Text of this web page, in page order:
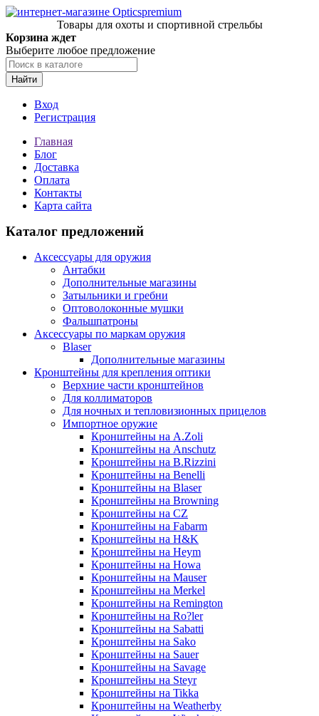
Товары для охоты и спортивной стрельбы
Корзина ждет
Выберите любое предложение
Найти
Вход
Регистрация
Главная
Блог
Доставка
Оплата
Контакты
Карта сайта
Каталог предложений
Аксессуары для оружия
Антабки
Дополнительные магазины
Затыльники и гребни
Оптоволоконные мушки
Фальшпатроны
Аксессуары по маркам оружия
Blaser
Дополнительные магазины
Кронштейны для крепления оптики
Верхние части кронштейнов
Для коллиматоров
Для ночных и тепловизионных прицелов
Импортное оружие
Кронштейны на A.Zoli
Кронштейны на Anschutz
Кронштейны на B.Rizzini
Кронштейны на Benelli
Кронштейны на Blaser
Кронштейны на Browning
Кронштейны на CZ
Кронштейны на Fabarm
Кронштейны на H&K
Кронштейны на Heym
Кронштейны на Howa
Кронштейны на Mauser
Кронштейны на Merkel
Кронштейны на Remington
Кронштейны на Ro?ler
Кронштейны на Sabatti
Кронштейны на Sako
Кронштейны на Sauer
Кронштейны на Savage
Кронштейны на Steyr
Кронштейны на Tikka
Кронштейны на Weatherby